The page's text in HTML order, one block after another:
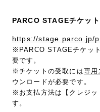
PARCO STAGEチケット
https://stage.parco.jp/
※PARCO STAGEチケッ
要です。
※チケットの受取には専用
ウンロードが必要です。
※お支払方法は【クレジッ
す。